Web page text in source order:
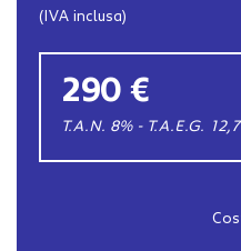
(IVA inclusa)
290 €
T.A.N. 8% - T.A.E.G.